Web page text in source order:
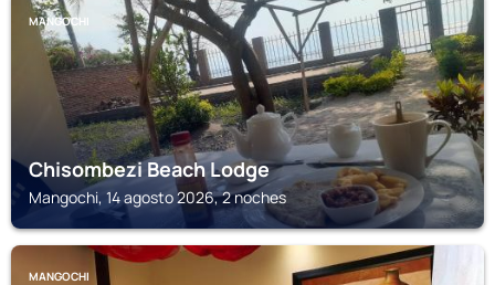
MANGOCHI
Chisombezi Beach Lodge
Mangochi, 14 agosto 2026, 2 noches
MANGOCHI